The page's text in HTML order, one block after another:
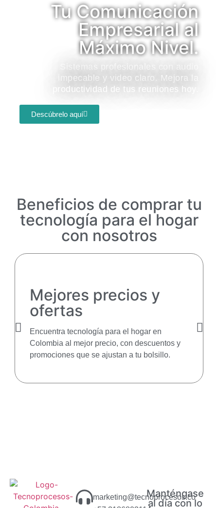
Tu Comunicación
Empresarial al
Máximo Nivel.
Sistemas profesionales con audio
impecable y video claro. Mejora la
productividad de tus reuniones hoy.
Descúbrelo aquí
Beneficios de comprar tu
tecnología para el hogar
con nosotros
Mejores precios y
ofertas
Encuentra tecnología para el hogar en
Colombia al mejor precio, con descuentos y
promociones que se ajustan a tu bolsillo.
marketing@tecnoprocesos.co
Manténgase
al día con lo